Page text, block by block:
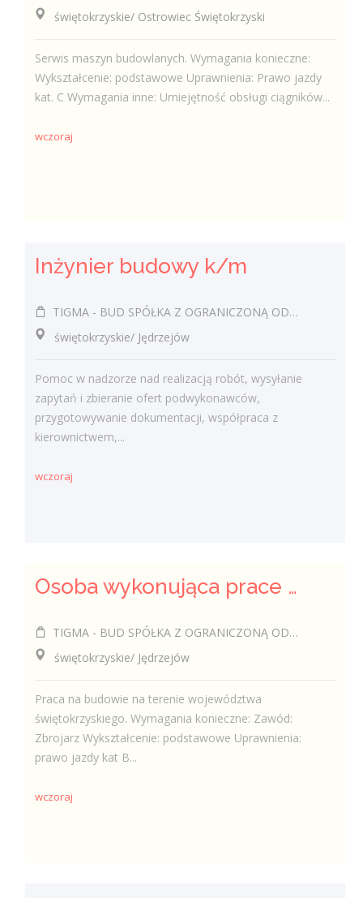
świętokrzyskie/ Ostrowiec Świętokrzyski
Serwis maszyn budowlanych. Wymagania konieczne:
Wykształcenie: podstawowe Uprawnienia: Prawo jazdy
kat. C Wymagania inne: Umiejętność obsługi ciągników...
wczoraj
Inżynier budowy k/m
TIGMA - BUD SPÓŁKA Z OGRANICZONĄ ODPOWIEDZIALNOŚCIĄ
świętokrzyskie/ Jędrzejów
Pomoc w nadzorze nad realizacją robót, wysyłanie
zapytań i zbieranie ofert podwykonawców,
przygotowywanie dokumentacji, współpraca z
kierownictwem,...
wczoraj
Osoba wykonująca prace zbrojarskie
TIGMA - BUD SPÓŁKA Z OGRANICZONĄ ODPOWIEDZIALNOŚCIĄ
świętokrzyskie/ Jędrzejów
Praca na budowie na terenie województwa
świętokrzyskiego. Wymagania konieczne: Zawód:
Zbrojarz Wykształcenie: podstawowe Uprawnienia:
prawo jazdy kat B...
wczoraj